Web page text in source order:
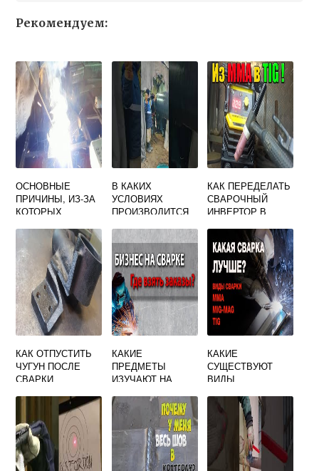
Рекомендуем:
ОСНОВНЫЕ
ПРИЧИНЫ, ИЗ-ЗА
КОТОРЫХ
ПРИЛИПАЕТ К
МЕТАЛЛУ
В КАКИХ
УСЛОВИЯХ
ПРОИЗВОДИТСЯ
ДОПУСКНОГО
СТЫКА
КАК ПЕРЕДЕЛАТЬ
СВАРОЧНЫЙ
ИНВЕРТОР В
КАК ОТПУСТИТЬ
ЧУГУН ПОСЛЕ
СВАРКИ
КАКИЕ
ПРЕДМЕТЫ
ИЗУЧАЮТ НА
КОЛЛЕДЖЕ
КАКИЕ
СУЩЕСТВУЮТ
ВИДЫ